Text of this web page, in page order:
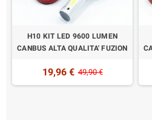
H10 KIT LED 9600 LUMEN
CANBUS ALTA QUALITA' FUZION
19,96 € 49,90 €